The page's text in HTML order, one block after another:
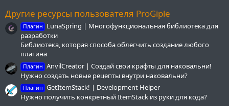
Другие ресурсы пользователя ProGiple
Плагин
LunaSpring | Многофункциональная библиотека для
разработки
Библиотека, которая способа облегчить создание любого
плагина
Плагин AnvilCreator | Создай свои крафты для наковальни!
Нужно создать новые рецепты внутри наковальни?
Плагин GetItemStack! | Development Helper
Нужно получить конкретный ItemStack из руки для кода?